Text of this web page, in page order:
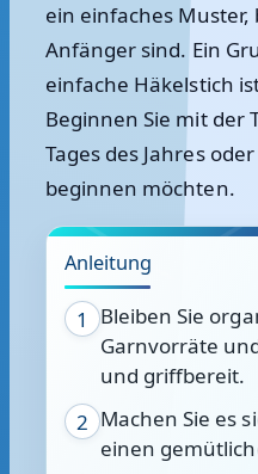
ein einfaches Muster,
Anfänger sind. Ein
einfache Häkelstich
Beginnen Sie mit der
Tages des Jahres
beginnen möchten.
Anleitung
1
Bleiben Sie
Garnvorräte
und griffbereit.
2 Machen Sie es
einen